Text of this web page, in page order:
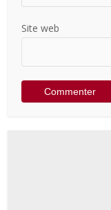
Site web